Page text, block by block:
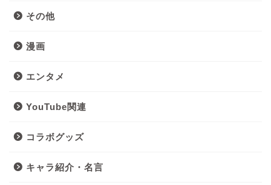
その他
漫画
エンタメ
YouTube関連
コラボグッズ
キャラ紹介・名言